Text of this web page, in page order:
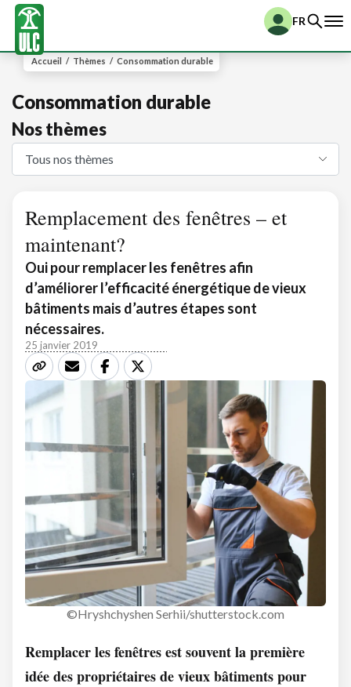
FR
Accueil / Thèmes / Consommation durable
Consommation durable
Nos thèmes
Remplacement des fenêtres – et
maintenant?
Oui pour remplacer les fenêtres afin
d’améliorer l’efficacité énergétique de vieux
bâtiments mais d’autres étapes sont
nécessaires.
25 janvier 2019
©Hryshchyshen Serhii/shutterstock.com
Remplacer les fenêtres est souvent la première
idée des propriétaires de vieux bâtiments pour